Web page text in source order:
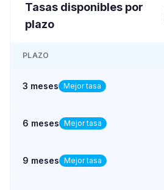
Tasas disponibles por
plazo
PLAZO
3 meses Mejor tasa
6 meses Mejor tasa
9 meses Mejor tasa